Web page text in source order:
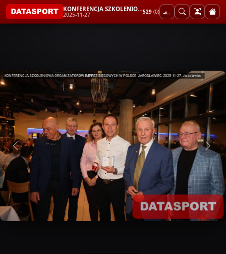
KONFERENCJA SZKOLENIOWA ORGANIZATORÓW IMPREZ BIEGOWYCH W POLSCE JAROSŁAWIEC
2025-11-27 529 (0)